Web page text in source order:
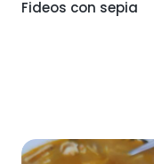
Fideos con sepia